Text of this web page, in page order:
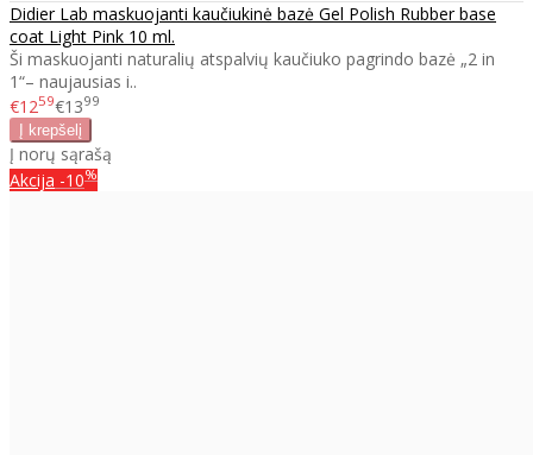
Didier Lab maskuojanti kaučiukinė bazė Gel Polish Rubber base
coat Light Pink 10 ml.
Ši maskuojanti naturalių atspalvių kaučiuko pagrindo bazė „2 in
1“– naujausias i..
€1259€1399
Į norų sąrašą
Akcija -10%